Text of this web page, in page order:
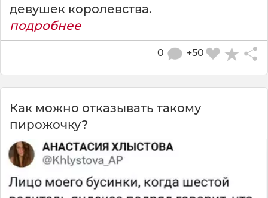
девушек королевства.
подробнее
+50
0
Как можно отказывать такому
пирожочку?